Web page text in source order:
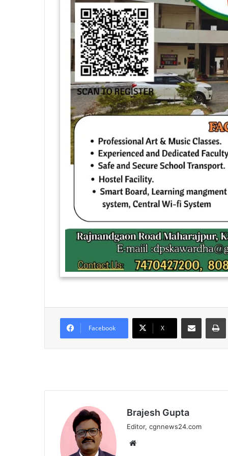
Facebook X
Share via Email
Brajesh Gupta
Editor, cgnnews24.com